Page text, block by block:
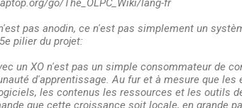
go/The_OLPC_Wiki/lang-fr
pas anodin, ce n'est pas simplement un
pilier du projet:
un XO n'est pas un simple consommateur de
d'apprentissage. Au fur et à mesure que
les contenus les ressources et les outils
que cette croissance soit locale, en grande